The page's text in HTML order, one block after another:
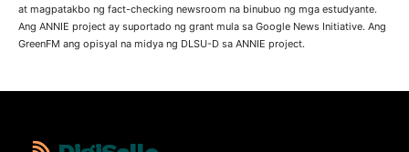
at magpatakbo ng fact-checking newsroom na binubuo ng mga estudyante.
Ang ANNIE project ay suportado ng grant mula sa Google News Initiative. Ang
GreenFM ang opisyal na midya ng DLSU-D sa ANNIE project.